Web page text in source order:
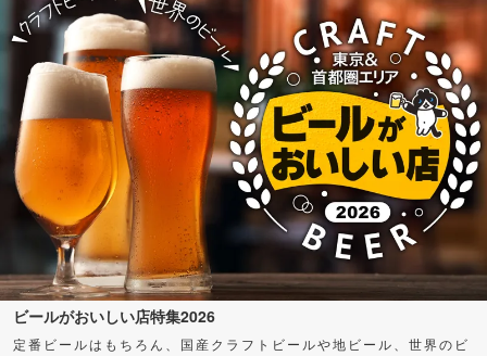
ビールがおいしい店特集2026
定番ビールはもちろん、国産クラフトビールや地ビール、世界のビ